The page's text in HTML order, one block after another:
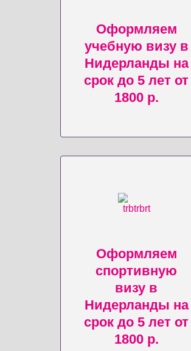
Оформляем
учебную визу в
Нидерланды на
срок до 5 лет от
1800 р.
Оформляем
спортивную
визу в
Нидерланды на
срок до 5 лет от
1800 р.